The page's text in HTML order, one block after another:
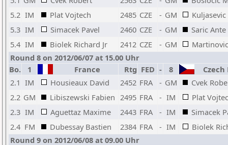
5.2 IM Plat Vojtech 2485 CZE - GM
5.3 IM Simacek Pavel 2460 CZE - GM
Saric Ante
5.4 IM Biolek Richard Jr 2412 CZE - GM
Round 8 on 2012/06/07 at 15.00 Uhr
Bo.
1 France Rtg FED - 8
2.1 IM Housieaux David 2452 FRA - GM
Cvek
2.2 GM Libiszewski Fabien 2495 FRA - IM
Plat
2.3 IM Aguettaz Maxime 2443 FRA - IM
Simacek
2.4 FM Dubessay Bastien 2384 FRA - IM
Biolek
Round 9 on 2012/06/08 at 09.00 Uhr